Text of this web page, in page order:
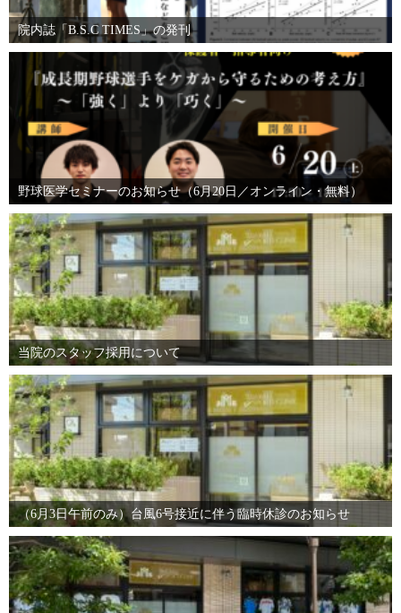
院内誌「B.S.C TIMES」の発刊
野球医学セミナーのお知らせ（6月20日／オンライン・無料）
当院のスタッフ採用について
（6月3日午前のみ）台風6号接近に伴う臨時休診のお知らせ